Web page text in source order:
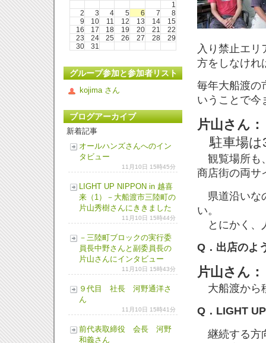
入り禁止エ
方をしなけれ
毎年大船渡の
いうことで今
片山さん：
駐車場
観覧場所も
商店街の両サ
県道沿いな
い。
とにかく、
Q．出店のよ
片山さん：
大船渡から
Q．LIGHT
継続する方
1
2
3 4 5 6 7
8
9
10 11 12 13 14
15
16
17 18 19 20 21
22
23
24 25 26 27 28
29
30
31
グループ参加と参加者リスト
kojima さん
ブログアーカイブ
新着記事
オールハンズさんへのイン
タビュー
11月10日 15時45分
LIGHT UP NIPPON in 越喜
来（1）－大船渡市三陸町の
片山秀樹さんにききました
11月10日 15時44分
－三陸町ブロックの実行委
員長中野さんと副委員長の
片山さんにインタビュー
11月10日 15時43分
９代目 社長 河野通洋さ
ん
11月10日 15時41分
前代表取締役 会長 河野
和義さん